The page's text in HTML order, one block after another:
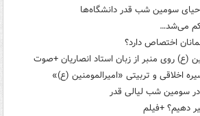
سومین شب قدر دانشگاه‌ها
می‌شد…
اختصاص دارد؟
(ع) روی منبر از زبان استاد انصاریان +صوت
اخلاقی و تربیتی «امیرالمومنین (ع)»
سومین شب لیالی قدر
دهیم؟ +فیلم